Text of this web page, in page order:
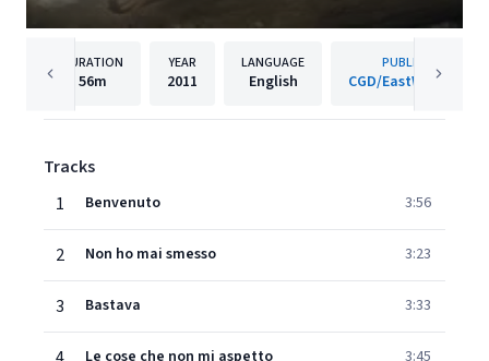
DURATION
56m
YEAR
2011
LANGUAGE
English
PUBLISHER
CGD/EastWest Italy
Tracks
1
Benvenuto 3:56
2 Non ho mai smesso 3:23
3 Bastava 3:33
Le cose che non mi aspetto 3:45